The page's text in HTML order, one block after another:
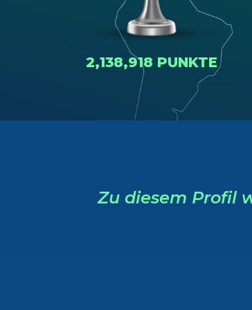
2,138,918 PUNKTE
Zu diesem Profil